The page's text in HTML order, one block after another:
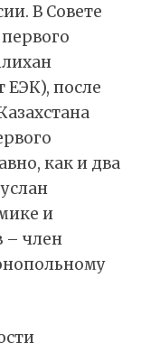
В Совете
ЕЭК), после
как и два
и
– член